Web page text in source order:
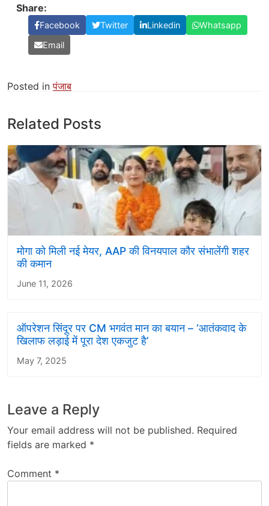
Share:
Facebook Twitter Linkedin
Whatsapp
Email
Posted inपंजाब
Related Posts
मोगा को मिली नई मेयर, AAP की विनयपाल कौर संभालेंगी शहर
की कमान
June 11, 2026
ऑपरेशन सिंदूर पर CM भगवंत मान का बयान – ‘आतंकवाद के
खिलाफ लड़ाई में पूरा देश एकजुट है’
May 7, 2025
Leave a Reply
Your email address will not be published. Required
fields are marked *
Comment *